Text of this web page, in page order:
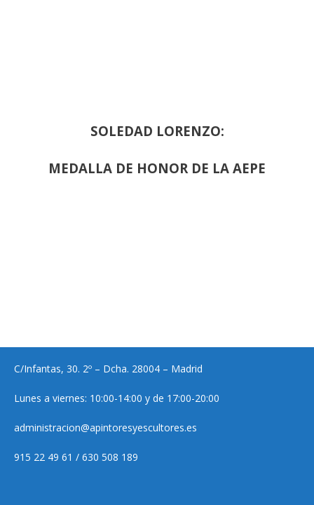
SOLEDAD LORENZO:
MEDALLA DE HONOR DE LA AEPE
C/Infantas, 30. 2º – Dcha. 28004 – Madrid
Lunes a viernes: 10:00-14:00 y de 17:00-20:00
administracion@apintoresyescultores.es
915 22 49 61 / 630 508 189